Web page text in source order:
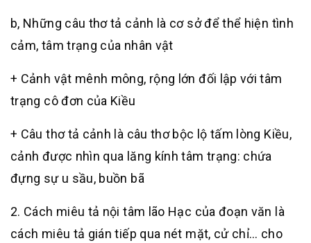
b, Những câu thơ tả cảnh là cơ sở để thể hiện tình
cảm, tâm trạng của nhân vật
+ Cảnh vật mênh mông, rộng lớn đối lập với tâm
trạng cô đơn của Kiều
+ Câu thơ tả cảnh là câu thơ bộc lộ tấm lòng Kiều,
cảnh được nhìn qua lăng kính tâm trạng: chứa
đựng sự u sầu, buồn bã
2. Cách miêu tả nội tâm lão Hạc của đoạn văn là
cách miêu tả gián tiếp qua nét mặt, cử chỉ… cho